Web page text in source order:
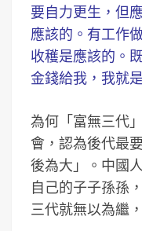
要自力更生，但
應該的。有工作
收穫是應該的。
金錢給我，我就
為何「富無三代
會，認為後代最
後為大」。中國
自己的子子孫孫
三代就無以為繼